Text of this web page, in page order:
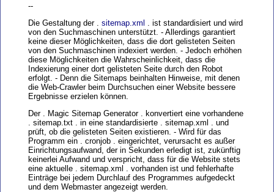
--
Die Gestaltung der . sitemap.xml . ist standardisiert und wird
von den Suchmaschinen unterstützt. - Allerdings garantiert
keine dieser Möglichkeiten, dass die dort gelisteten Seiten
von den Suchmaschinen indexiert werden. - Jedoch erhöhen
diese Möglichkeiten die Wahrscheinlichkeit, dass die
Indexierung einer dort gelisteten Seite durch den Robot
erfolgt. - Denn die Sitemaps beinhalten Hinweise, mit denen
die Web-Crawler beim Durchsuchen einer Website bessere
Ergebnisse erzielen können.
Der . Magic Sitemap Generator . konvertiert eine vorhandene
. sitemap.txt . in eine standardisierte . sitemap.xml . und
prüft, ob die gelisteten Seiten existieren. - Wird für das
Programm ein . cronjob . eingerichtet, verursacht es außer
Einrichtungsaufwand, der in Sekunden erledigt ist, zukünftig
keinerlei Aufwand und verspricht, dass für die Website stets
eine aktuelle . sitemap.xml . vorhanden ist und fehlerhafte
Einträge bei jedem Durchlauf des Programmes aufgedeckt
und dem Webmaster angezeigt werden.